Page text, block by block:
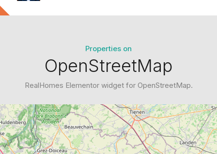
Properties on
OpenStreetMap
RealHomes Elementor widget for OpenStreetMap.